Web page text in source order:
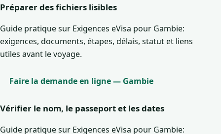
Préparer des fichiers lisibles
Guide pratique sur Exigences eVisa pour Gambie:
exigences, documents, étapes, délais, statut et liens
utiles avant le voyage.
Faire la demande en ligne — Gambie
Vérifier le nom, le passeport et les dates
Guide pratique sur Exigences eVisa pour Gambie: